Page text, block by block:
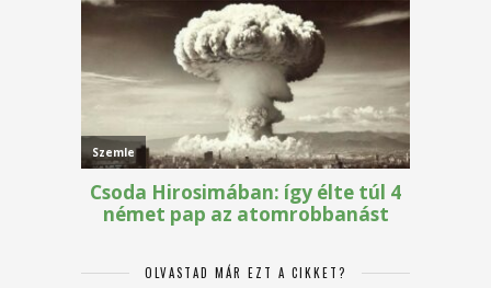
OLVASTAD MÁR EZT A CIKKET?